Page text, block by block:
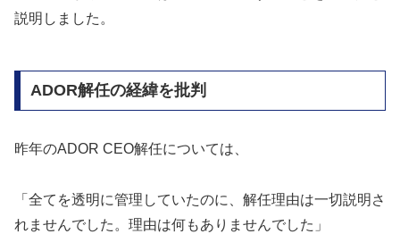
説明しました。
ADOR解任の経緯を批判
昨年のADOR CEO解任については、
「全てを透明に管理していたのに、解任理由は一切説明さ
れませんでした。理由は何もありませんでした」